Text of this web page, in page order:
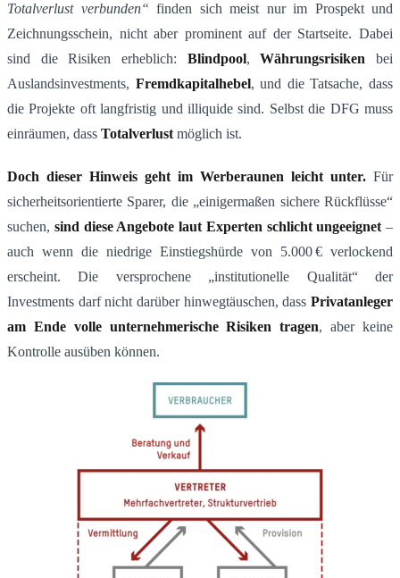
Totalverlust verbunden“ finden sich meist nur im Prospekt und
Zeichnungsschein, nicht aber prominent auf der Startseite. Dabei
sind die Risiken erheblich: Blindpool,Währungsrisiken bei
Auslandsinvestments, Fremdkapitalhebel, und die Tatsache, dass
die Projekte oft langfristig und illiquide sind. Selbst die DFG muss
einräumen, dass Totalverlust möglich ist​.
Doch dieser Hinweis geht im Werberaunen leicht unter. Für
sicherheitsorientierte Sparer, die „einigermaßen sichere Rückflüsse“
suchen, sind diese Angebote laut Experten schlicht ungeeignet –
auch wenn die niedrige Einstiegshürde von 5.000 € verlockend
erscheint​. Die versprochene „institutionelle Qualität“ der
Investments darf nicht darüber hinwegtäuschen, dass Privatanleger
am Ende volle unternehmerische Risiken tragen, aber keine
Kontrolle ausüben können.